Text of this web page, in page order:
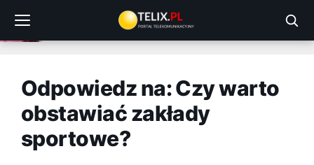
treści
Odpowiedz na: Czy warto
obstawiać zakłady
sportowe?